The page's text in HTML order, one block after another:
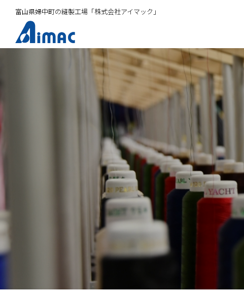
富山県婦中町の縫製工場「株式会社アイマック」